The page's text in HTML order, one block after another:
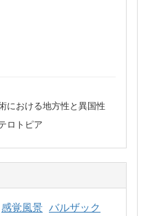
における地方性と異国性
ロトピア
感覚風景 バルザック